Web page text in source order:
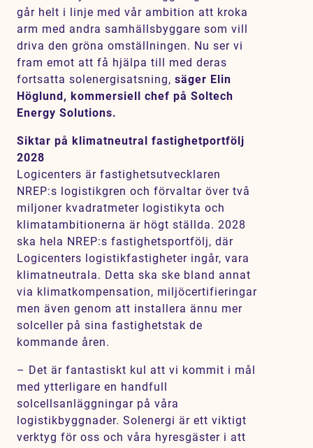
går helt i linje med vår ambition att kroka
arm med andra samhällsbyggare som vill
driva den gröna omställningen. Nu ser vi
fram emot att få hjälpa till med deras
fortsatta solenergisatsning, säger Elin
Höglund, kommersiell chef på Soltech
Energy Solutions.
Siktar på klimatneutral fastighetportfölj
2028
Logicenters är fastighetsutvecklaren
NREP:s logistikgren och förvaltar över två
miljoner kvadratmeter logistikyta och
klimatambitionerna är högt ställda. 2028
ska hela NREP:s fastighetsportfölj, där
Logicenters logistikfastigheter ingår, vara
klimatneutrala. Detta ska ske bland annat
via klimatkompensation, miljöcertifieringar
men även genom att installera ännu mer
solceller på sina fastighetstak de
kommande åren.
– Det är fantastiskt kul att vi kommit i mål
med ytterligare en handfull
solcellsanläggningar på våra
logistikbyggnader. Solenergi är ett viktigt
verktyg för oss och våra hyresgäster i att